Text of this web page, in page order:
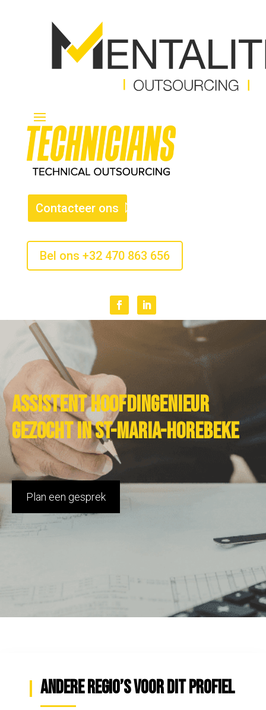
Contacteer ons
Bel ons +32 470 863 656
Assistent hoofdingenieur
gezocht in St-Maria-Horebeke
Plan een gesprek
Andere regio’s voor dit profiel